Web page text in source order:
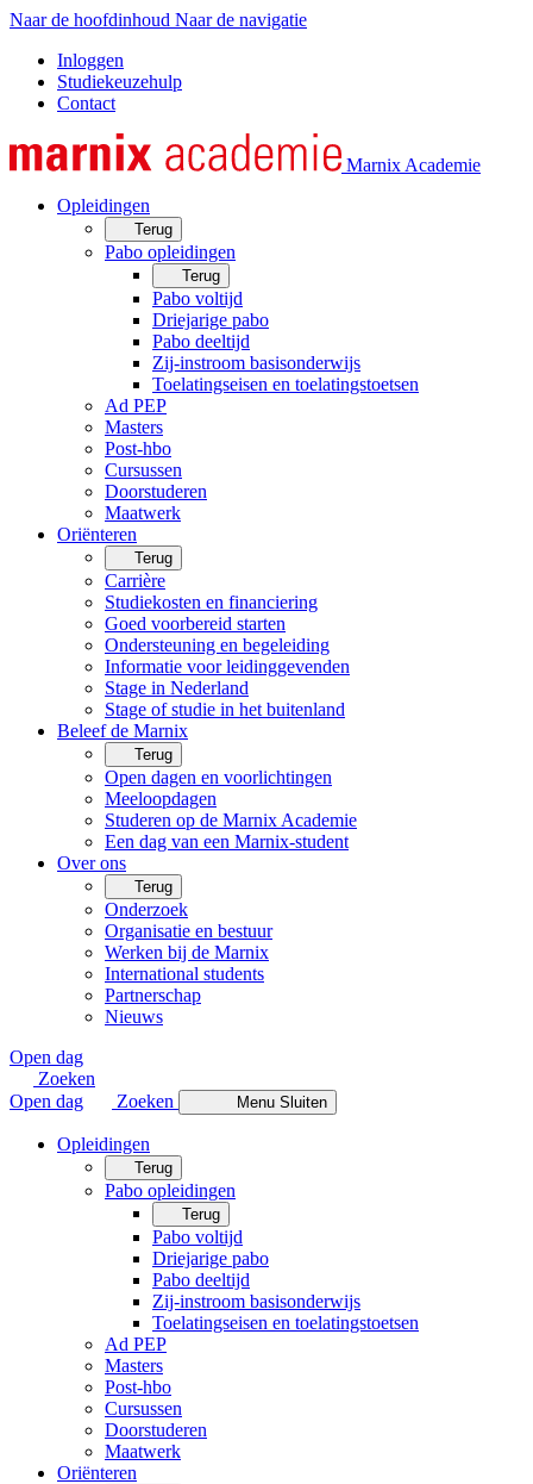
Naar de hoofdinhoud Naar de navigatie
Inloggen
Studiekeuzehulp
Contact
Marnix Academie
Opleidingen
Terug
Pabo opleidingen
Terug
Pabo voltijd
Driejarige pabo
Pabo deeltijd
Zij-instroom basisonderwijs
Toelatingseisen en toelatingstoetsen
Ad PEP
Masters
Post-hbo
Cursussen
Doorstuderen
Maatwerk
Oriënteren
Terug
Carrière
Studiekosten en financiering
Goed voorbereid starten
Ondersteuning en begeleiding
Informatie voor leidinggevenden
Stage in Nederland
Stage of studie in het buitenland
Beleef de Marnix
Terug
Open dagen en voorlichtingen
Meeloopdagen
Studeren op de Marnix Academie
Een dag van een Marnix-student
Over ons
Terug
Onderzoek
Organisatie en bestuur
Werken bij de Marnix
International students
Partnerschap
Nieuws
Open dag
Zoeken
Open dag
Zoeken Menu Sluiten
Opleidingen
Terug
Pabo opleidingen
Terug
Pabo voltijd
Driejarige pabo
Pabo deeltijd
Zij-instroom basisonderwijs
Toelatingseisen en toelatingstoetsen
Ad PEP
Masters
Post-hbo
Cursussen
Doorstuderen
Maatwerk
Oriënteren